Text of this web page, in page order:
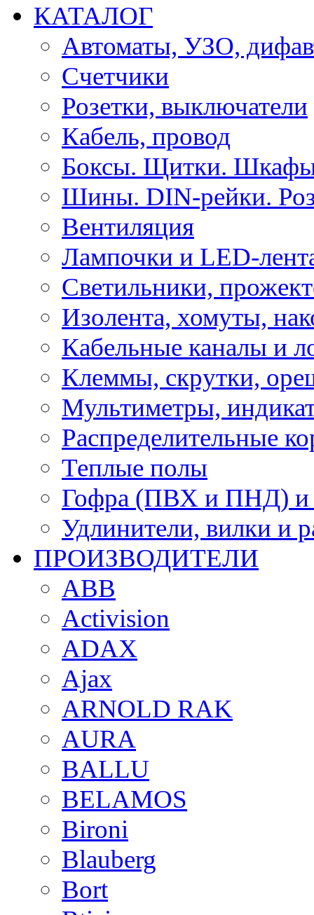
КАТАЛОГ
Автоматы, УЗО,
Счетчики
Розетки, выключатели
Кабель, провод
Боксы. Щитки.
Шины. DIN-рейки.
Вентиляция
Лампочки и LED-
Светильники,
Изолента, хомуты,
Кабельные каналы и
Клеммы, скрутки,
Мультиметры,
Распределительные
Теплые полы
Гофра (ПВХ и ПНД) и
Удлинители, вилки и
ПРОИЗВОДИТЕЛИ
ABB
Activision
ADAX
Ajax
ARNOLD RAK
AURA
BALLU
BELAMOS
Bironi
Blauberg
Bort